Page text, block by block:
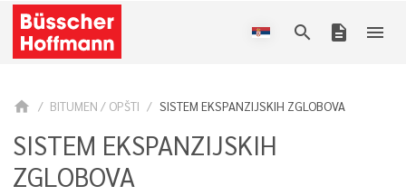
search description menu
home BITUMEN / OPŠTI SISTEM EKSPANZIJSKIH ZGLOBOVA
SISTEM EKSPANZIJSKIH
ZGLOBOVA